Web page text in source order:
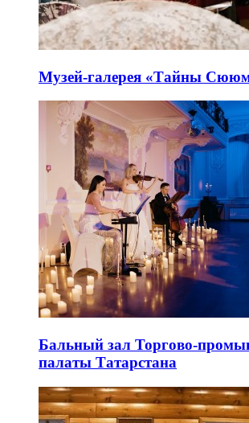
Музей-галерея «Тайны
Бальный зал Торгово-
палаты Татарстана